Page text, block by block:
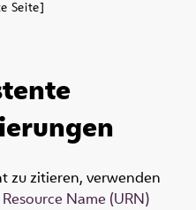
Seite]
zu zitieren, verwenden
Name (URN)